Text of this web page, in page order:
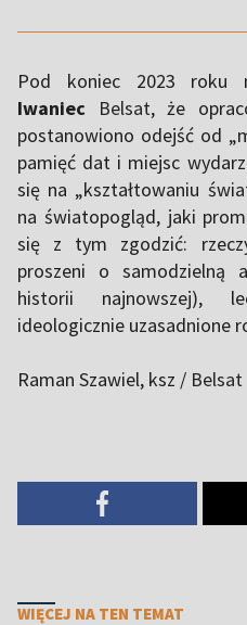
Pod koniec 2023 roku
Iwaniec
Belsat, że
postanowiono odejść od
pamięć dat i miejsc
się na „kształtowaniu
na światopogląd, jaki
się z tym zgodzić:
proszeni o samodzielną
historii najnowszej),
ideologicznie uzasadnione
Raman Szawiel, ksz / Belsat
WIĘCEJ NA TEN TEMAT